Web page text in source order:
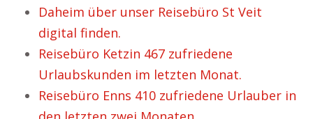
Daheim über unser Reisebüro St Veit
digital finden.
Reisebüro Ketzin 467 zufriedene
Urlaubskunden im letzten Monat.
Reisebüro Enns 410 zufriedene Urlauber in